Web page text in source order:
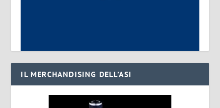
IL MERCHANDISING DELL’ASI